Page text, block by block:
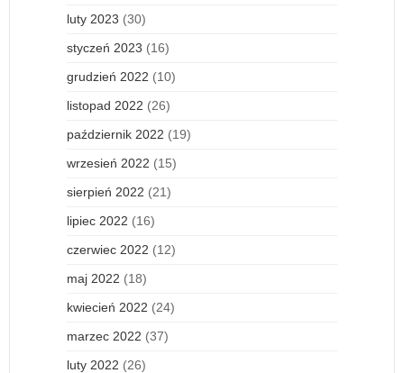
luty 2023 (30)
styczeń 2023 (16)
grudzień 2022 (10)
listopad 2022 (26)
październik 2022 (19)
wrzesień 2022 (15)
sierpień 2022 (21)
lipiec 2022 (16)
czerwiec 2022 (12)
maj 2022 (18)
kwiecień 2022 (24)
marzec 2022 (37)
luty 2022 (26)